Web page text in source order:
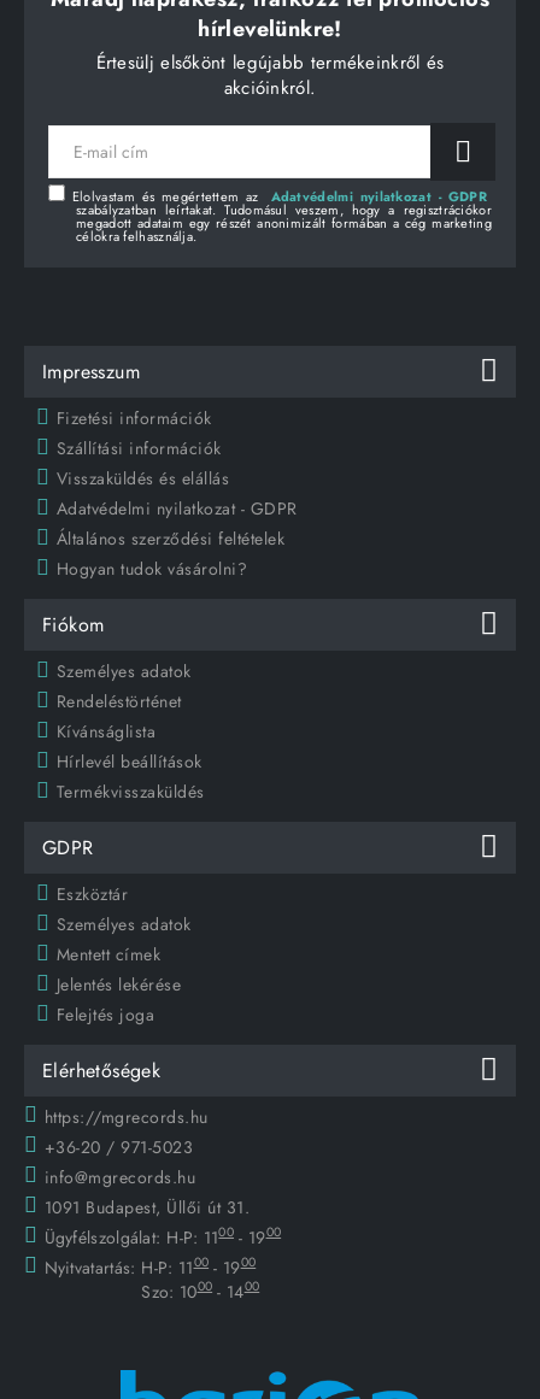
hírlevelünkre!
Értesülj elsőkönt legújabb termékeinkről és
akcióinkról.
E-
mail
Elolvastam és megértettem az Adatvédelmi nyilatkozat - GDPR
szabályzatban leírtakat. Tudomásul veszem, hogy a regisztrációkor
megadott adataim egy részét anonimizált formában a cég marketing
célokra felhasználja.
Impresszum
Fizetési információk
Szállítási információk
Visszaküldés és elállás
Adatvédelmi nyilatkozat - GDPR
Általános szerződési feltételek
Hogyan tudok vásárolni?
Fiókom
Személyes adatok
Rendeléstörténet
Kívánságlista
Hírlevél beállítások
Termékvisszaküldés
GDPR
Eszköztár
Személyes adatok
Mentett címek
Jelentés lekérése
Felejtés joga
Elérhetőségek
https://mgrecords.hu
+36-20 / 971-5023
info@mgrecords.hu
1091 Budapest, Üllői út 31.
Ügyfélszolgálat: H-P: 1100 - 1900
Nyitvatartás: H-P: 1100 - 1900
Szo: 1000 - 1400